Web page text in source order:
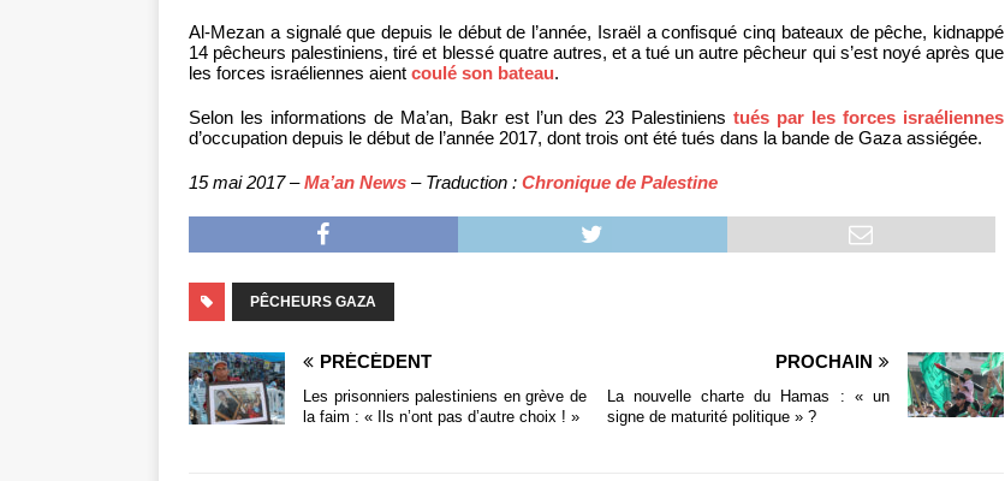
Al-Mezan a signalé que depuis le début de l’année, Israël a confisqué cinq bateaux de pêche, kidnappé
14 pêcheurs palestiniens, tiré et blessé quatre autres, et a tué un autre pêcheur qui s’est noyé après que
les forces israéliennes aient coulé son bateau.
Selon les informations de Ma’an, Bakr est l’un des 23 Palestinienstués par les forces israéliennes
d’occupation depuis le début de l’année 2017, dont trois ont été tués dans la bande de Gaza assiégée.
15 mai 2017 –Ma’an News – Traduction : Chronique de Palestine
PÊCHEURS GAZA
PRÉCÉDENT
Les prisonniers palestiniens en grève de
la faim : « Ils n’ont pas d’autre choix ! »
PROCHAIN
La nouvelle charte du Hamas : « un
signe de maturité politique » ?